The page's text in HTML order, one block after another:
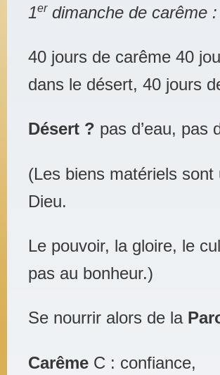
1erdimanche de carême :
40 jours de carême 40
dans le désert, 40 jours
Désert ? pas d’eau,
(Les biens matériels
Dieu.
Le pouvoir, la gloire, le
pas au bonheur.)
Se nourrir alors de la
Carême C : confiance,